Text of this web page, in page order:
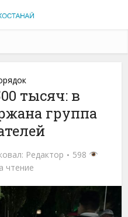
тысяч: в
группа
Редактор
598
чтение